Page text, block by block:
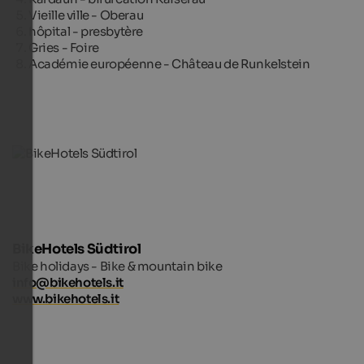
Vieille ville - Oberau
hôpital - presbytère
Gries - Foire
Académie européenne - Château de Runkelstein
BikeHotels Südtirol
Bike holidays - Bike & mountain bike
info@bikehotels.it
www.bikehotels.it